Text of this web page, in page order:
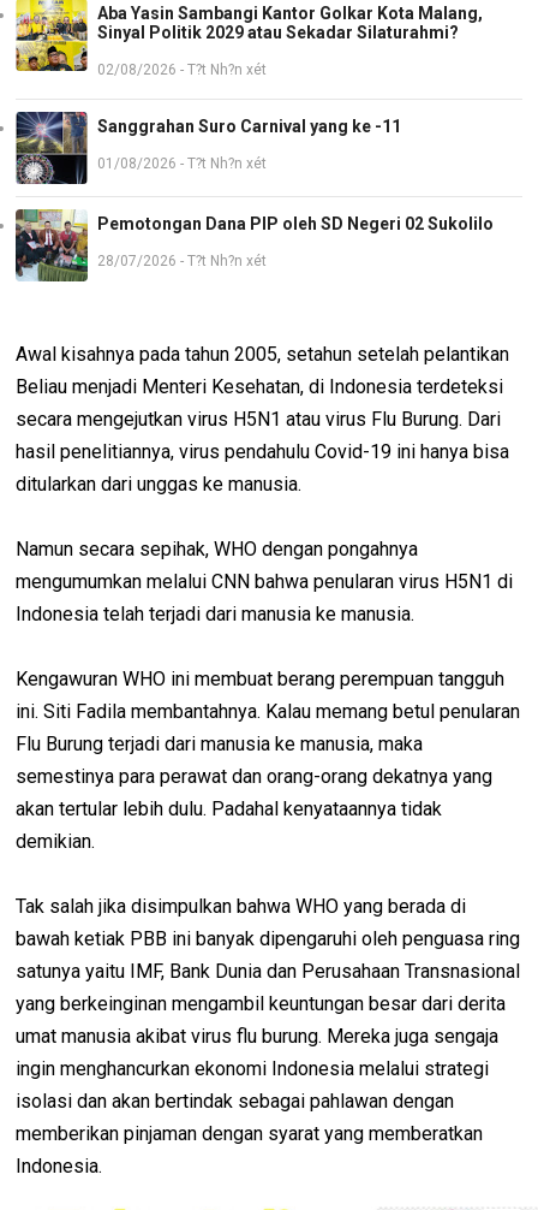
Aba Yasin Sambangi Kantor Golkar Kota Malang,
Sinyal Politik 2029 atau Sekadar Silaturahmi?
02/08/2026 - T?t Nh?n xét
Sanggrahan Suro Carnival yang ke -11
01/08/2026 - T?t Nh?n xét
Pemotongan Dana PIP oleh SD Negeri 02 Sukolilo
28/07/2026 - T?t Nh?n xét
Awal kisahnya pada tahun 2005, setahun setelah pelantikan
Beliau menjadi Menteri Kesehatan, di Indonesia terdeteksi
secara mengejutkan virus H5N1 atau virus Flu Burung. Dari
hasil penelitiannya, virus pendahulu Covid-19 ini hanya bisa
ditularkan dari unggas ke manusia.
Namun secara sepihak, WHO dengan pongahnya
mengumumkan melalui CNN bahwa penularan virus H5N1 di
Indonesia telah terjadi dari manusia ke manusia.
Kengawuran WHO ini membuat berang perempuan tangguh
ini. Siti Fadila membantahnya. Kalau memang betul penularan
Flu Burung terjadi dari manusia ke manusia, maka
semestinya para perawat dan orang-orang dekatnya yang
akan tertular lebih dulu. Padahal kenyataannya tidak
demikian.
Tak salah jika disimpulkan bahwa WHO yang berada di
bawah ketiak PBB ini banyak dipengaruhi oleh penguasa ring
satunya yaitu IMF, Bank Dunia dan Perusahaan Transnasional
yang berkeinginan mengambil keuntungan besar dari derita
umat manusia akibat virus flu burung. Mereka juga sengaja
ingin menghancurkan ekonomi Indonesia melalui strategi
isolasi dan akan bertindak sebagai pahlawan dengan
memberikan pinjaman dengan syarat yang memberatkan
Indonesia.